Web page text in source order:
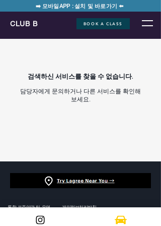
➡️ 모바일APP : 설치 및 바로가기 ⬅️
CLUB B BOOK A CLASS
검색하신 서비스를 찾을 수 없습니다.
담당자에게 문의하거나 다른 서비스를 확인해
보세요.
개인정보처리방침
통합 표준약관 및 운영 규정
클럽비 CLUB B